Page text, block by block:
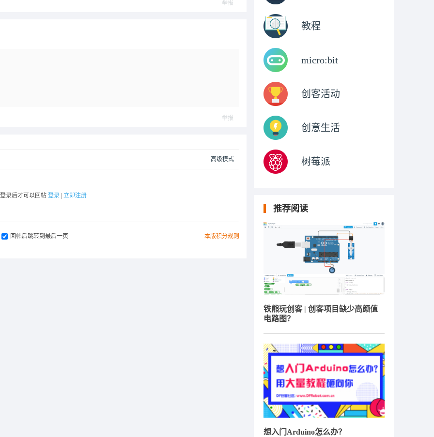
举报
举报
高级模式
录后才可以回帖 登录 立即注册
本版积分规则
回帖后跳转到最后一页
教程
micro:bit
创客活动
创意生活
树莓派
推荐阅读
铁熊玩创客 | 创客项目缺少高颜值
电路图？
想入门Arduino怎么办？